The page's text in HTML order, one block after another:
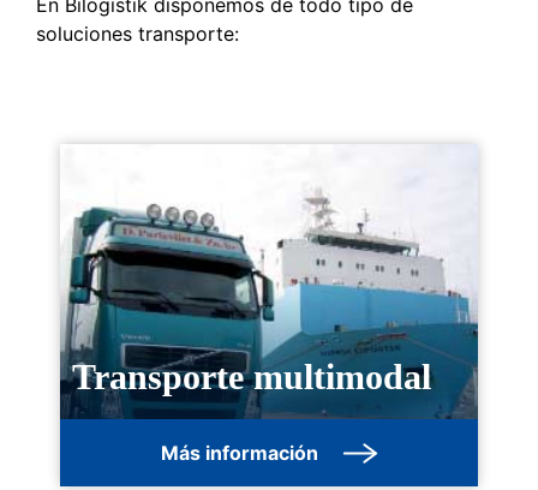
En Bilogistik disponemos de todo tipo de
soluciones transporte:
Transporte multimodal
Más información